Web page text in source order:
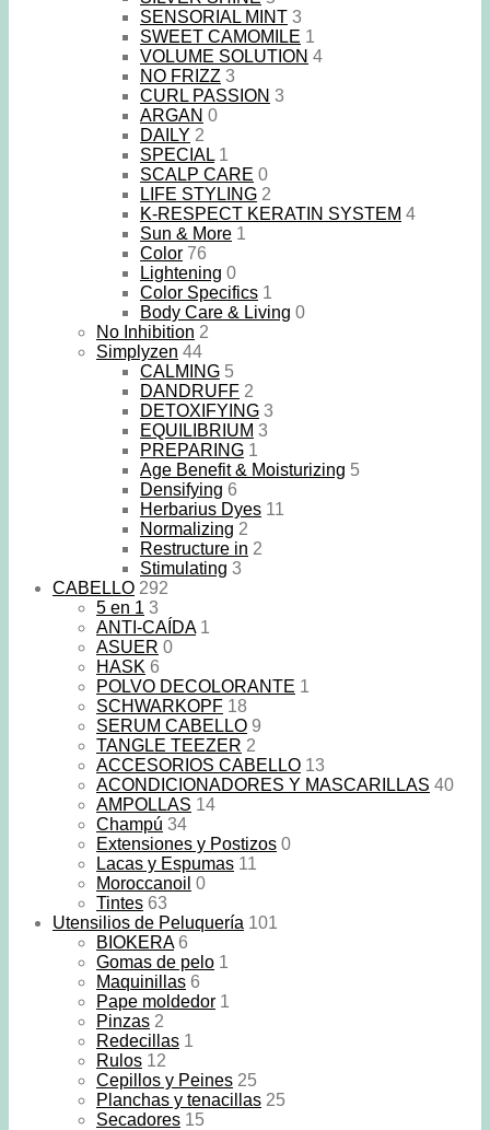
SENSORIAL MINT 3
SWEET CAMOMILE 1
VOLUME SOLUTION 4
NO FRIZZ 3
CURL PASSION 3
ARGAN 0
DAILY 2
SPECIAL 1
SCALP CARE 0
LIFE STYLING 2
K-RESPECT KERATIN SYSTEM 4
Sun & More 1
Color 76
Lightening 0
Color Specifics 1
Body Care & Living 0
No Inhibition 2
Simplyzen 44
CALMING 5
DANDRUFF 2
DETOXIFYING 3
EQUILIBRIUM 3
PREPARING 1
Age Benefit & Moisturizing 5
Densifying 6
Herbarius Dyes 11
Normalizing 2
Restructure in 2
Stimulating 3
CABELLO 292
5 en 1 3
ANTI-CAÍDA 1
ASUER 0
HASK 6
POLVO DECOLORANTE 1
SCHWARKOPF 18
SERUM CABELLO 9
TANGLE TEEZER 2
ACCESORIOS CABELLO 13
ACONDICIONADORES Y MASCARILLAS 40
AMPOLLAS 14
Champú 34
Extensiones y Postizos 0
Lacas y Espumas 11
Moroccanoil 0
Tintes 63
Utensilios de Peluquería 101
BIOKERA 6
Gomas de pelo 1
Maquinillas 6
Pape moldedor 1
Pinzas 2
Redecillas 1
Rulos 12
Cepillos y Peines 25
Planchas y tenacillas 25
Secadores 15